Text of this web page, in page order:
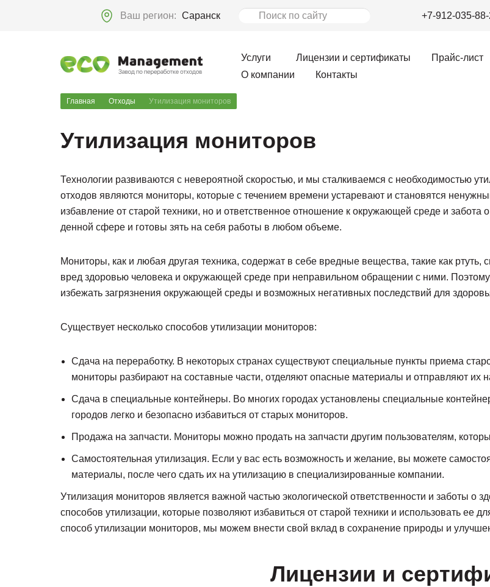
Ваш регион: Саранск +7-912-035-
Услуги Лицензии и сертификаты Прайс-лист
О компании
Контакты
Главная Отходы Утилизация мониторов
Утилизация мониторов
Технологии развиваются с невероятной скоростью, и мы сталкиваемся с необходимостью
отходов являются мониторы, которые с течением времени устаревают и становятся
избавление от старой техники, но и ответственное отношение к окружающей среде и
денной сфере и готовы зять на себя работы в любом объеме.
Мониторы, как и любая другая техника, содержат в себе вредные вещества, такие как
вред здоровью человека и окружающей среде при неправильном обращении с ними.
избежать загрязнения окружающей среды и возможных негативных последствий для
Существует несколько способов утилизации мониторов:
Сдача на переработку. В некоторых странах существуют специальные пункты приема
мониторы разбирают на составные части, отделяют опасные материалы и отправляют их
Сдача в специальные контейнеры. Во многих городах установлены специальные
городов легко и безопасно избавиться от старых мониторов.
Продажа на запчасти. Мониторы можно продать на запчасти другим пользователям,
Самостоятельная утилизация. Если у вас есть возможность и желание, вы можете
материалы, после чего сдать их на утилизацию в специализированные компании.
Утилизация мониторов является важной частью экологической ответственности и заботы
способов утилизации, которые позволяют избавиться от старой техники и использовать
способ утилизации мониторов, мы можем внести свой вклад в сохранение природы и
Лицензии и